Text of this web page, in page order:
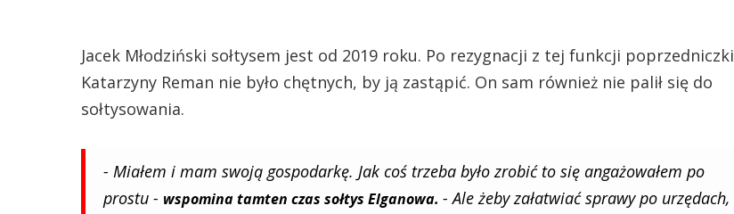
Jacek Młodziński sołtysem jest od 2019 roku. Po rezygnacji z tej funkcji poprzedniczki
Katarzyny Reman nie było chętnych, by ją zastąpić. On sam również nie palił się do
sołtysowania.
- Miałem i mam swoją gospodarkę. Jak coś trzeba było zrobić to się angażowałem po
prostu - wspomina tamten czas sołtys Elganowa.- Ale żeby załatwiać sprawy po urzędach,